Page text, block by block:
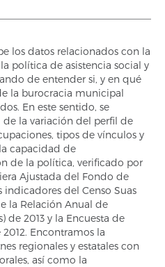
los datos relacionados con la
política de asistencia social y
de entender si, y en qué
la burocracia municipal
En este sentido, se
de la variación del perfil de
tipos de vínculos y
capacidad de
de la política, verificado por
Ajustada del Fondo de
del Censo Suas
la Relación Anual de
de 2013 y la Encuesta de
Encontramos la
regionales y estatales con
así como la